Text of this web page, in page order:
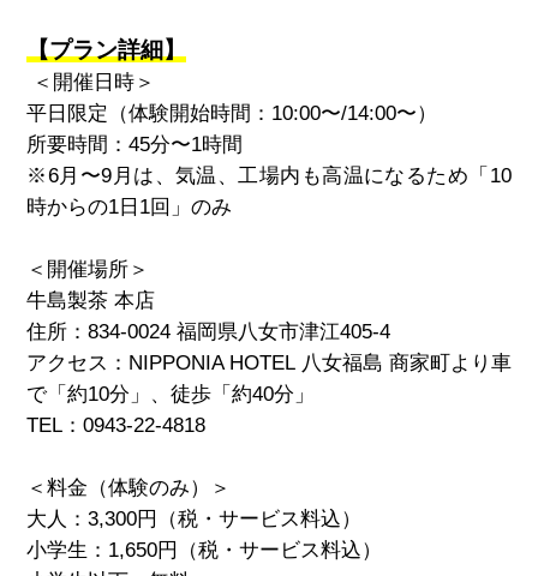
【プラン詳細】
＜開催日時＞
平日限定（体験開始時間： 10:00〜/14:00〜）
所要時間：45分〜1時間
※6月〜9 月は、気温、工場内も高温になるため「 10
時からの1 日 1回」のみ
＜開催場所＞
牛島製茶 本店
住所：834-0024福岡県八女市津江405-4
アクセス： NIPPONIA HOTEL 八女福島 商家町より車
で「約10分」、徒歩「約40分」
TEL ：0943-22-4818
＜料金（体験のみ）＞
大人：3,300円（税・サービス料込）
小学生： 1,650円（税・サービス料込）